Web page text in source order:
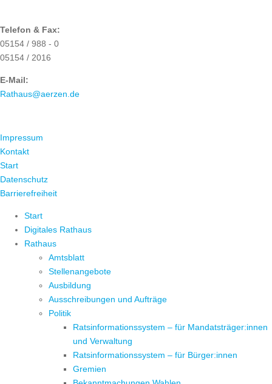
Telefon & Fax:
05154 / 988 - 0
05154 / 2016
E-Mail:
Rathaus@aerzen.de
Impressum
Kontakt
Start
Datenschutz
Barrierefreiheit
Start
Digitales Rathaus
Rathaus
Amtsblatt
Stellenangebote
Ausbildung
Ausschreibungen und Aufträge
Politik
Ratsinformationssystem – für Mandatsträger:innen
und Verwaltung
Ratsinformationssystem – für Bürger:innen
Gremien